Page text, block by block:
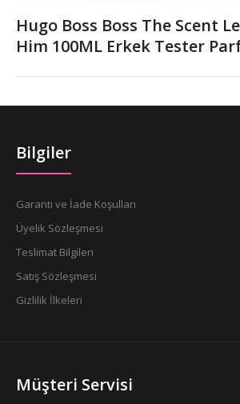
Hugo Boss Boss The Scent
Him 100ML Erkek Tester
Bilgiler
Garanti ve İade Koşulları
Üyelik Sözleşmesi
Teslimat Bilgileri
Satış Sözleşmesi
Gizlilik İlkeleri
Müşteri Servisi